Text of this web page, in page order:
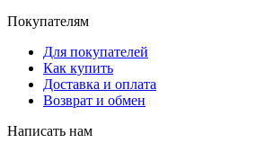
Покупателям
Для покупателей
Как купить
Доставка и оплата
Возврат и обмен
Написать нам